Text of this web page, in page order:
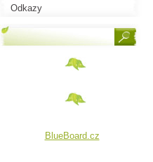
Odkazy
BlueBoard.cz